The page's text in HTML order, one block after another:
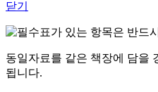
닫기
표가 있는 항목은 반드
동일자료를 같은 책장에 담을
됩니다.